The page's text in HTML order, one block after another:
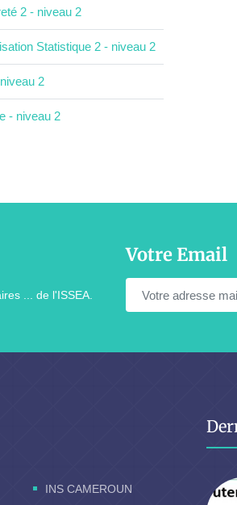
2 - niveau 2
Statistique 2 - niveau 2
2
- niveau 2
... de l'ISSEA.
Votre Email
INS CAMEROUN